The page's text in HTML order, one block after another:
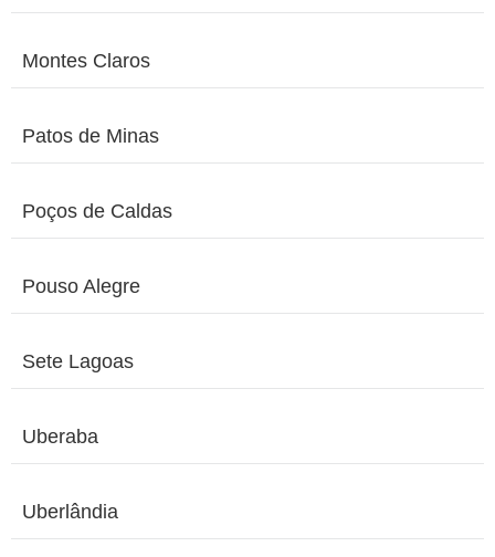
Montes Claros
Patos de Minas
Poços de Caldas
Pouso Alegre
Sete Lagoas
Uberaba
Uberlândia